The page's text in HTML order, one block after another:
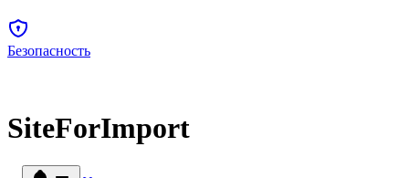
Безопасность
SiteForImport